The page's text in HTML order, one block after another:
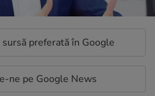
preferată în Google
ne pe Google News